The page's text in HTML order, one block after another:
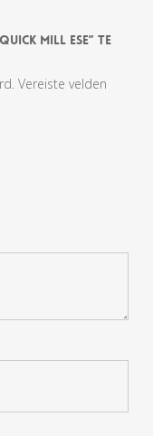
Mill ESE” Te
Vereiste velden